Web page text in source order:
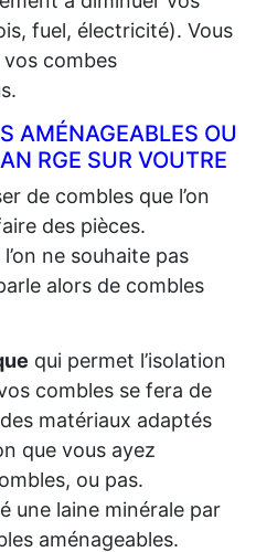
fuel, électricité). Vous
combes
AMÉNAGEABLES OU
RGE SUR VOUTRE
de combles que l’on
des pièces.
ne souhaite pas
alors de combles
qui permet l’isolation
combles se fera de
matériaux adaptés
que vous ayez
ou pas.
une laine minérale par
aménageables.